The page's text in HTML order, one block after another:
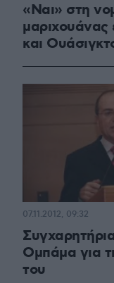
«Ναι» στη
μαριχουάνας
και
Ομπάμα για
του
07.11.2012, 09:32